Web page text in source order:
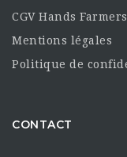
CGV Hands Farmers
Mentions légales
Politique de
CONTACT